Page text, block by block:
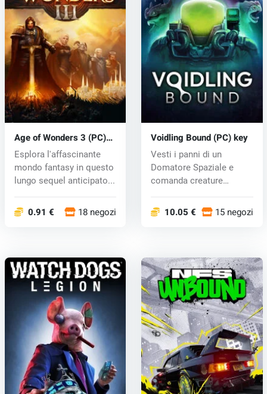
Age of Wonders 3 (PC)
CD key
Esplora l'affascinante
mondo fantasy in questo
lungo sequel anticipato...
0.91 € 18 negozi
Voidling Bound (PC) key
Vesti i panni di un
Domatore Spaziale e
comanda creature
10.05 € 15 negozi